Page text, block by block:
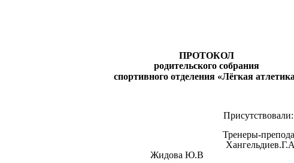
ПРОТОКОЛ
родительского собрания
спортивного отделения «Лёгкая
Присутствовали:
Тренеры-
Хангельдиев.Г.А
Жидова